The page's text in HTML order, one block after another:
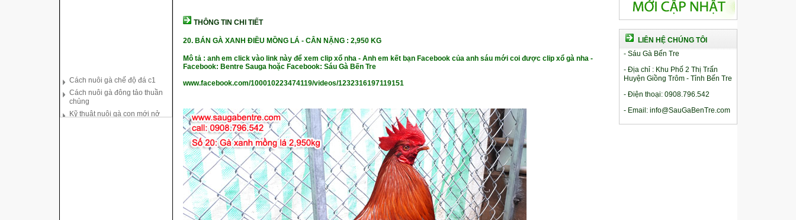
Cách nuôi gà đông tảo thuần
Kỹ thuật nuôi gà con mới nở
Hướng dẫn nuôi gà đá
THÔNG TIN CHI TIẾT
20. BÁN GÀ XANH ĐIỀU MỒNG LÁ - CÂN NẶNG : 2,950 KG
Mô tả : anh em click vào link này để xem clip xổ nha - Anh em kết bạn Facebook của anh sáu mới coi được clip xổ gà nha -
Facebook: Bentre Sauga hoặc Facebook: Sáu Gà Bến Tre
www.facebook.com/100010223474119/videos/1232316197119151
LIÊN HỆ CHÚNG TÔI
- Sáu Gà Bến Tre
- Địa chỉ : Khu Phố 2 Thị Trấn
Huyện Giồng Trôm - Tỉnh Bến Tre
- Điện thoại: 0908.796.542
- Email: info@SauGaBenTre.com